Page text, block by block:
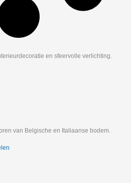
en sfeervolle verlichting.
van Belgische en Italiaanse bodem.